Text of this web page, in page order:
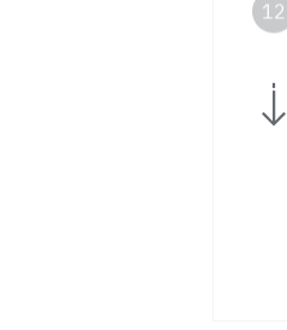
12
11